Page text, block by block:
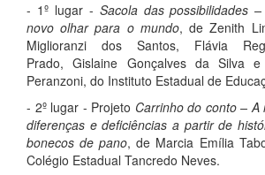
- 1º lugar - Sacola das possibilidades
novo olhar para o mundo, de Zenith
Miglioranzi dos Santos, Flávia
Prado, Gislaine Gonçalves da Silva e
Peranzoni, do Instituto Estadual de
- 2º lugar - Projeto Carrinho do conto –
diferenças e deficiências a partir de
bonecos de pano, de Marcia Emília
Colégio Estadual Tancredo Neves.